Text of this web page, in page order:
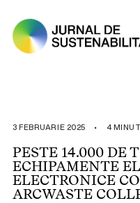
ȘTIRI
OPINII
ESG
LEGISLAȚIE
3 FEBRUARIE 2025 • 4
PESTE 14.000 DE
ECHIPAMENTE
ELECTRONICE
ARCWASTE